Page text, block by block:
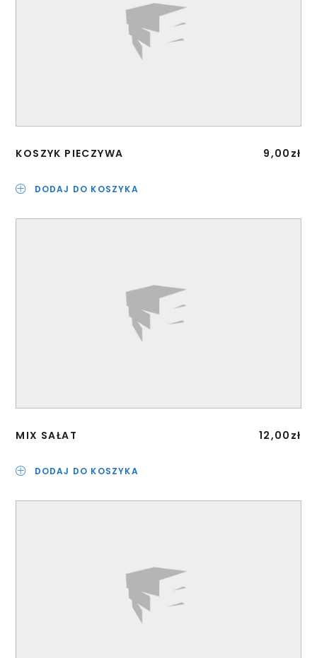
KOSZYK PIECZYWA 9,00 zł
DODAJ DO KOSZYKA
MIX SAŁAT 12,00 zł
DODAJ DO KOSZYKA